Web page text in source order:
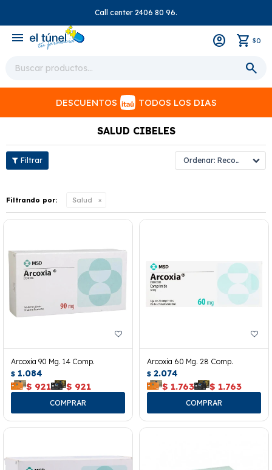
Call center 2406 80 96.
menu $0
DESCUENTOS TODOS LOS DIAS
SALUD CIBELES
Recomendados
Filtrando por: Salud
Arcoxia 90 Mg. 14 Comp.
$ 1.084
$ 921 $ 921
Arcoxia 60 Mg. 28 Comp.
$ 2.074
$ 1.763 $ 1.763
close